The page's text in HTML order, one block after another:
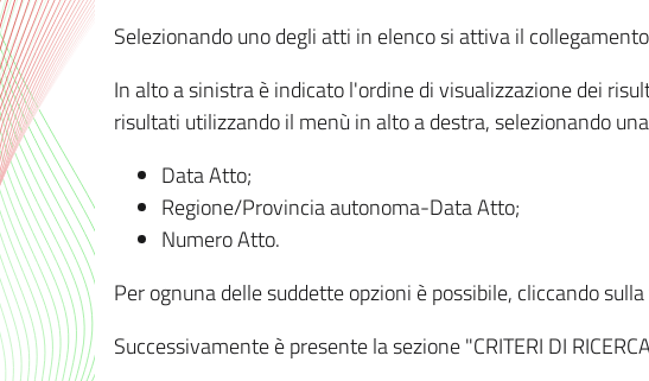
Selezionando uno degli atti in elenco si attiva il
In alto a sinistra è indicato l'ordine di visualizzazione dei
risultati utilizzando il menù in alto a destra, selezionando
Data Atto;
Regione/Provincia autonoma-Data Atto;
Numero Atto.
Per ognuna delle suddette opzioni è possibile, cliccando
Successivamente è presente la sezione "CRITERI DI